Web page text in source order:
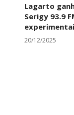
Lagarto
Serigy 93.9
20/12/2025